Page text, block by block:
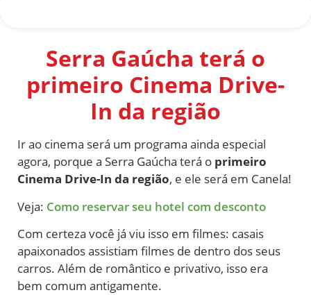
Serra Gaúcha terá o
primeiro Cinema Drive-
In da região
Ir ao cinema será um programa ainda especial
agora, porque a Serra Gaúcha terá o primeiro
Cinema Drive-In da região, e ele será em Canela!
Veja: Como reservar seu hotel com desconto
Com certeza você já viu isso em filmes: casais
apaixonados assistiam filmes de dentro dos seus
carros. Além de romântico e privativo, isso era
bem comum antigamente.